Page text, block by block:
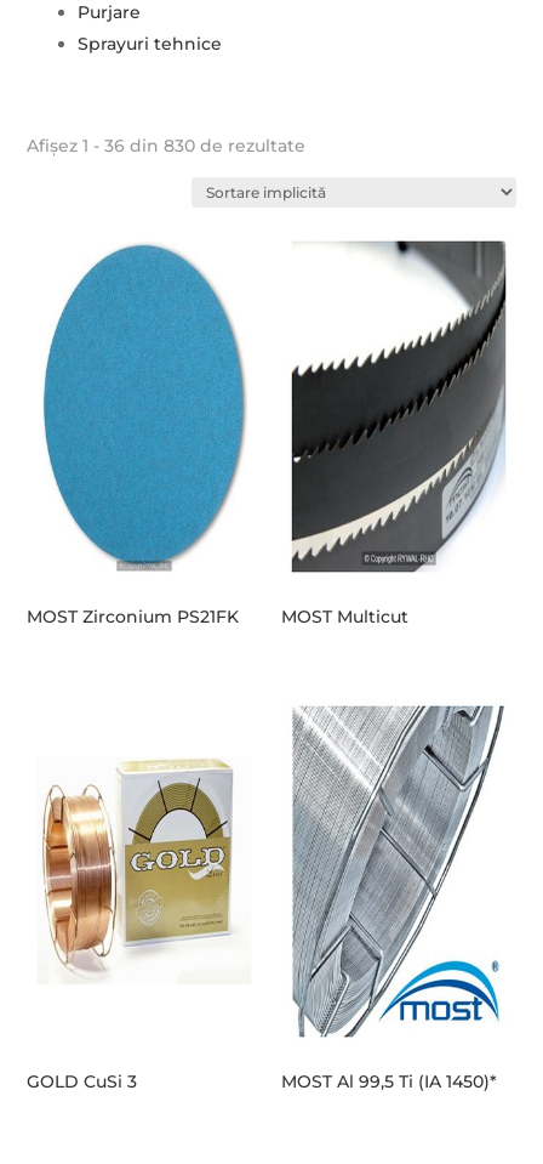
Purjare
Sprayuri tehnice
Afișez 1 - 36 din 830 de rezultate
MOST Zirconium PS21FK MOST Multicut
GOLD CuSi 3 MOST Al 99,5 Ti (IA 1450)*